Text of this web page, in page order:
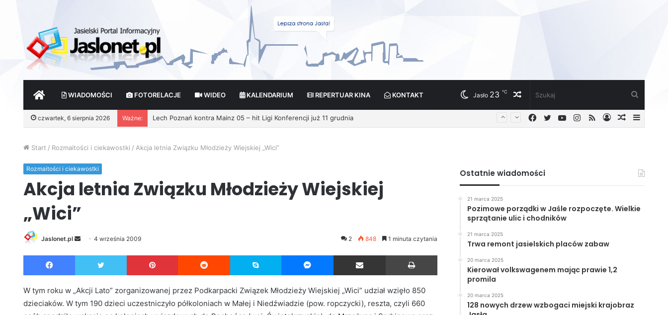
START WIADOMOŚCI FOTORELACJE WIDEO KALENDARIUM REPERTUAR KINA KONTAKT Losowy
artykuł
Jasło 23 ℃
czwartek, 6 sierpnia 2026 Ważne:
Wróżby – Prawda czy Fikcja?
Losowy
Zaloguj
RSS
Instagram
YouTube
Twitter
Facebook
Start / Rozmaitości i ciekawostki / Akcja letnia Związku Młodzieży Wiejskiej „Wici”
Rozmaitości i ciekawostki
Akcja letnia Związku Młodzieży Wiejskiej
„Wici”
Jaslonet.pl
d
a
4 września 2009 2 848 1 minuta czytania
Facebook Twitter Pinterest Reddit Skype Messenger Udostępnij przez Email
W tym roku w „Akcji Lato” zorganizowanej przez Podkarpacki Związek Młodzieży Wiejskiej „Wici” udział wzięło 850
dzieciaków. W tym 190 dzieci uczestniczyło półkoloniach w Małej i Niedźwiadzie (pow. ropczycki), reszta, czyli 660
Ostatnie wiadomości
21 marca 2025
Pozimowe porządki w Jaśle rozpoczęte. Wielkie
sprzątanie ulic i chodników
21 marca 2025
Trwa remont jasielskich placów zabaw
20 marca 2025
Kierował volkswagenem mając prawie 1,2
promila
20 marca 2025
128 nowych drzew wzbogaci miejski krajobraz